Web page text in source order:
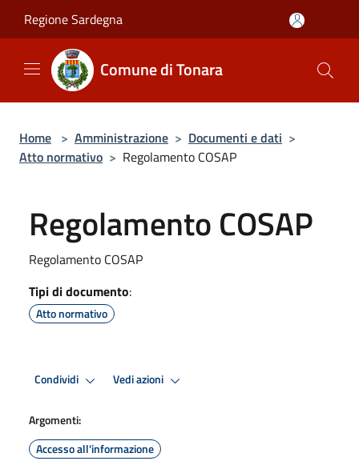
Regione Sardegna
Comune di Tonara
Home > Amministrazione > Documenti e dati >
Atto normativo > Regolamento COSAP
Regolamento COSAP
Regolamento COSAP
Tipi di documento:
Atto normativo
Condividi Vedi azioni
Argomenti:
Accesso all'informazione